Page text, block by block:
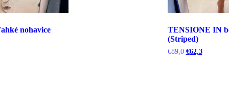
nohavice
TENSIONE IN
(Striped)
€89,0 Pôvodná
€62,3Aktuálna